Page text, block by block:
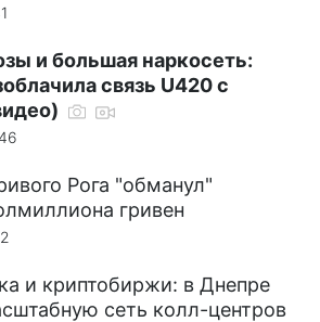
и большая наркосеть:
связь U420 с
Рога "обманул"
гривен
и криптобиржи: в Днепре
сеть колл-центров